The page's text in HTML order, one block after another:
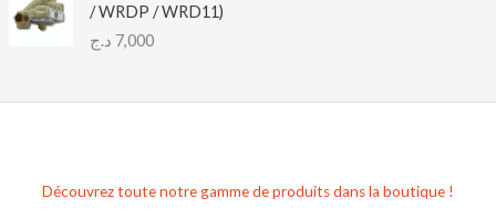
/ WRDP / WRD11)
7,000 د.ج
Découvrez toute notre gamme de produits dans la boutique !